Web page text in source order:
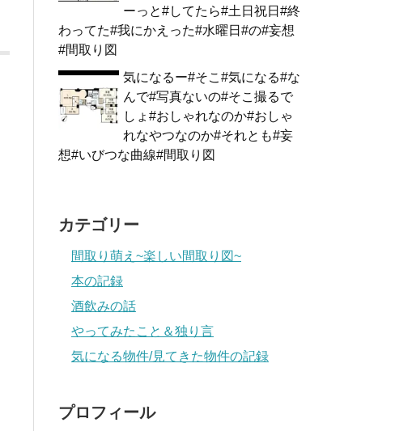
ーっと#してたら#土日祝日#終
わってた#我にかえった#水曜日#の#妄想
#間取り図
気になるー#そこ#気になる#な
んで#写真ないの#そこ撮るで
しょ#おしゃれなのか#おしゃ
れなやつなのか#それとも#妄
想#いびつな曲線#間取り図
カテゴリー
間取り萌え~楽しい間取り図~
本の記録
酒飲みの話
やってみたこと＆独り言
気になる物件/見てきた物件の記録
プロフィール